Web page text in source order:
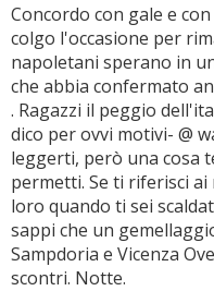
Concordo con gale e con
colgo l'occasione per
napoletani sperano in
che abbia confermato
. Ragazzi il peggio
dico per ovvi motivi- @
leggerti, però una cosa
permetti. Se ti riferisci
loro quando ti sei
sappi che un
Sampdoria e Vicenza
scontri. Notte.